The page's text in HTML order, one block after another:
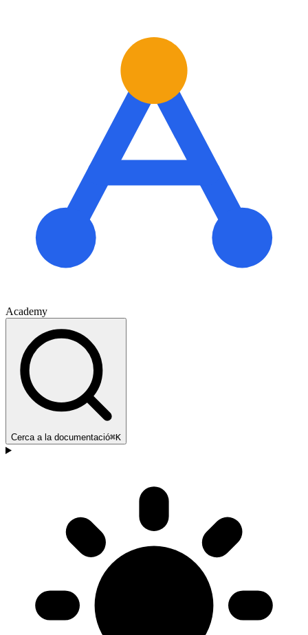
Academy
Cerca a la documentació⌘K